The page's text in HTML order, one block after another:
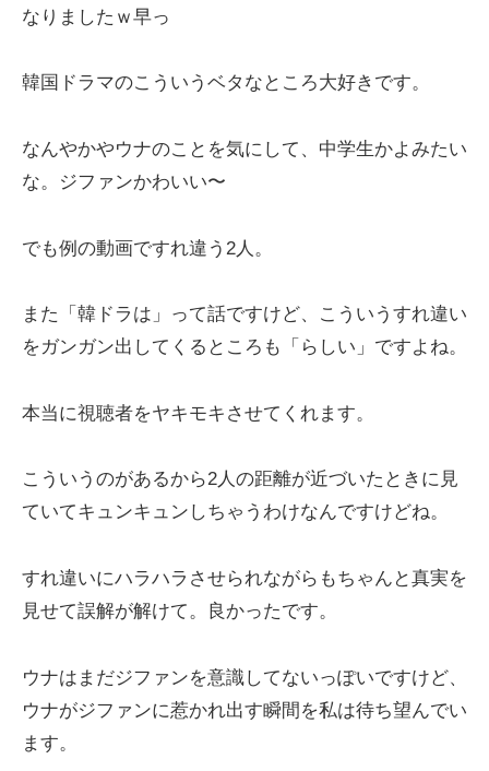
なりましたｗ早っ
韓国ドラマのこういうベタなところ大好きです。
なんやかやウナのことを気にして、中学生かよみたい
な。ジファンかわいい〜
でも例の動画ですれ違う2人。
また「韓ドラは」って話ですけど、こういうすれ違い
をガンガン出してくるところも「らしい」ですよね。
本当に視聴者をヤキモキさせてくれます。
こういうのがあるから2人の距離が近づいたときに見
ていてキュンキュンしちゃうわけなんですけどね。
すれ違いにハラハラさせられながらもちゃんと真実を
見せて誤解が解けて。良かったです。
ウナはまだジファンを意識してないっぽいですけど、
ウナがジファンに惹かれ出す瞬間を私は待ち望んでい
ます。